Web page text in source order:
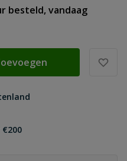
besteld, vandaag